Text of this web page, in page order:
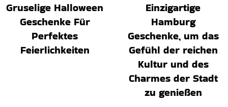
Gruselige Halloween
Geschenke Für
Perfektes
Feierlichkeiten
Einzigartige
Hamburg
Geschenke, um das
Gefühl der reichen
Kultur und des
Charmes der Stadt
zu genießen